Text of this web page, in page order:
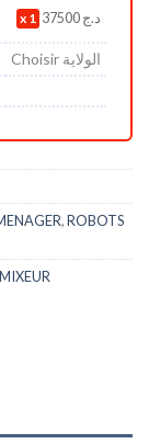
1 37500 د.ج
Choisir الولاية
,ROBOTS